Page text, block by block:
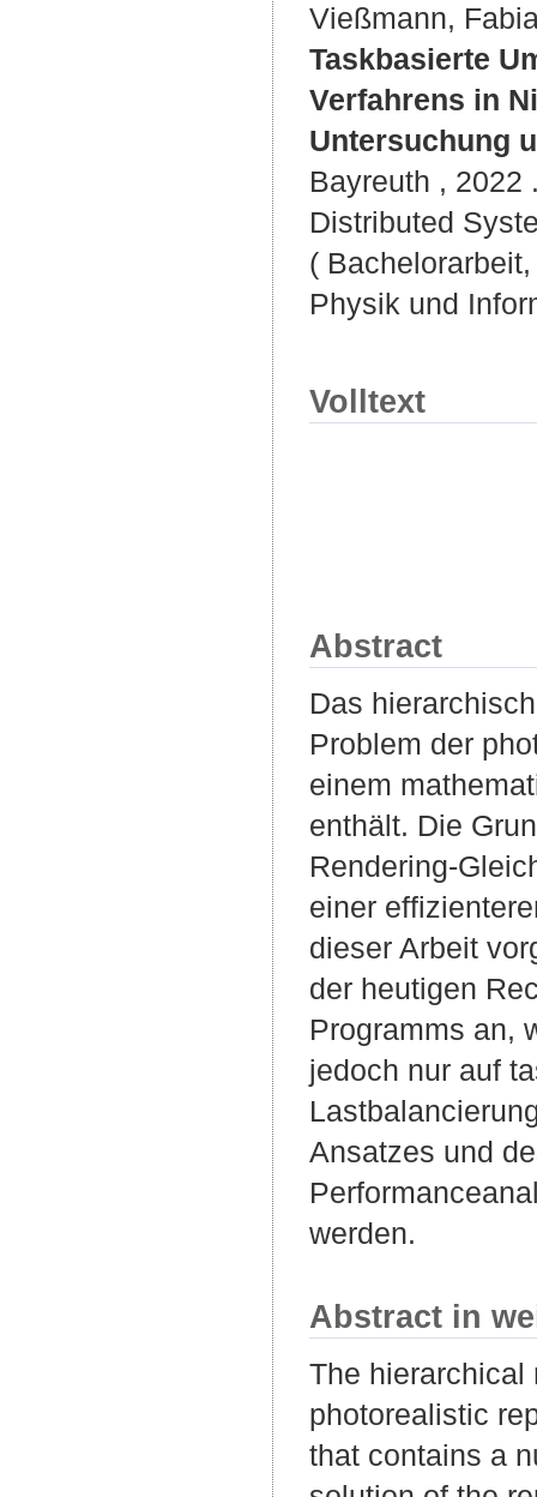
Vießmann,
Taskbasierte
Verfahrens in
Untersuchung
Bayreuth , 2022
Distributed
(
Physik und
Volltext
Abstract
Das
Problem der
einem
enthält. Die
Rendering-
einer
dieser Arbeit
der heutigen
Programms an,
jedoch nur auf
Ansatzes und
werden.
Abstract in
The hierarchical
photorealistic
that contains a